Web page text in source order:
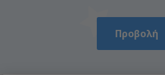
Προβολή